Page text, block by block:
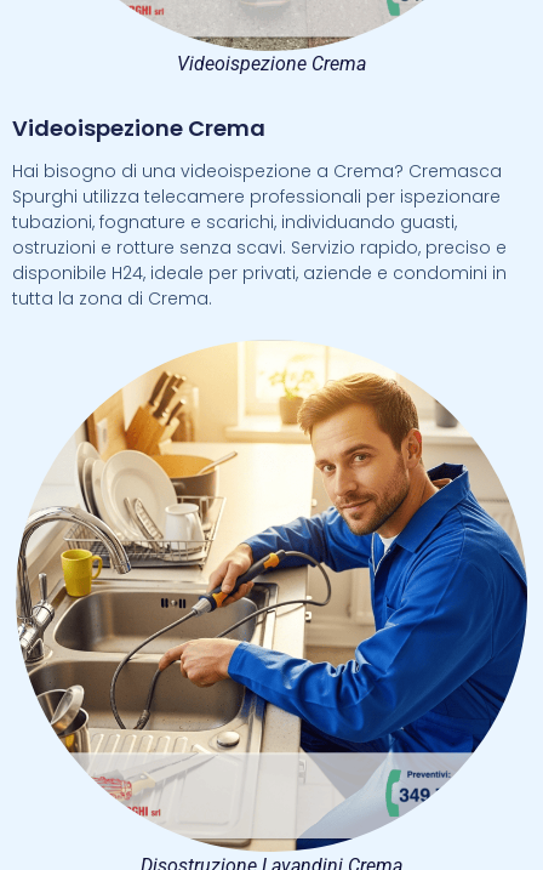
Videoispezione Crema
Videoispezione Crema
Hai bisogno di una videoispezione a Crema? Cremasca
Spurghi utilizza telecamere professionali per ispezionare
tubazioni, fognature e scarichi, individuando guasti,
ostruzioni e rotture senza scavi. Servizio rapido, preciso e
disponibile H24, ideale per privati, aziende e condomini in
tutta la zona di Crema.